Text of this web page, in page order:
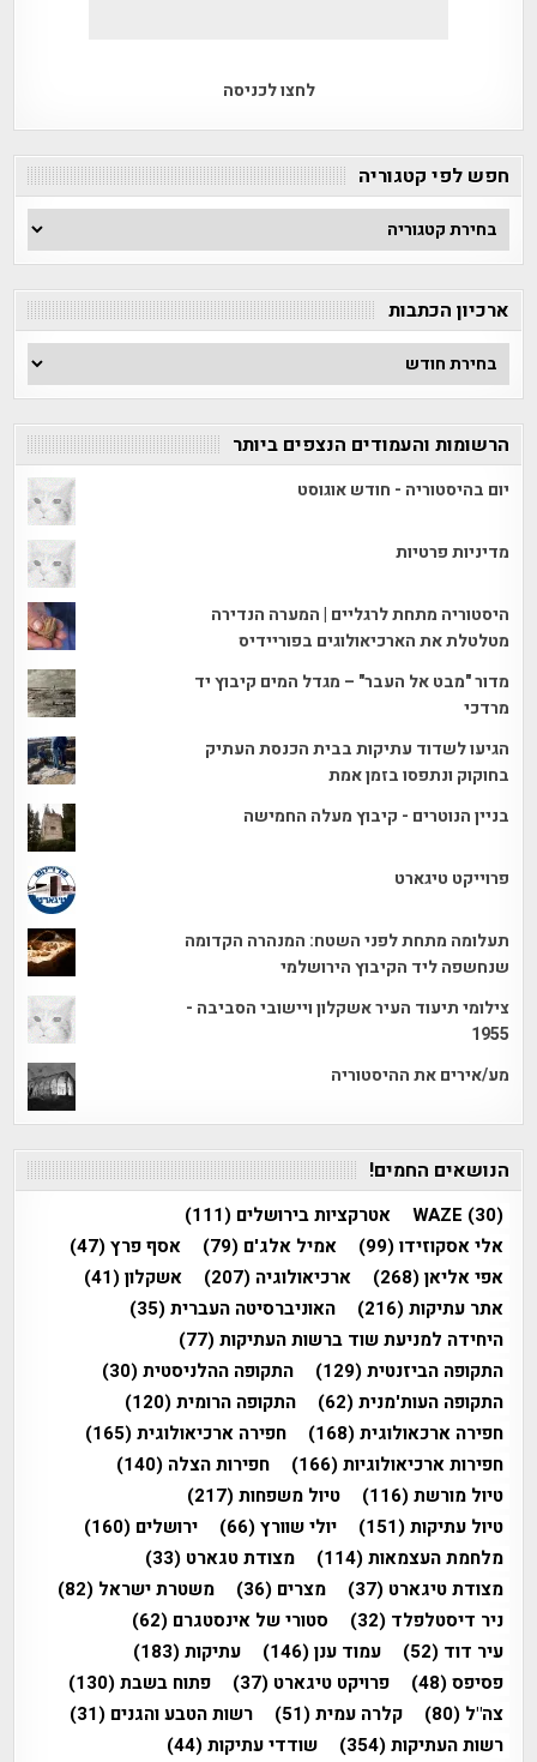
לחצו לכניסה
חפש לפי קטגוריה
חפש
לפי
קטגוריה
ארכיון הכתבות
ארכיון
הכתבות
הרשומות והעמודים הנצפים ביותר
יום בהיסטוריה - חודש אוגוסט
מדיניות פרטיות
היסטוריה מתחת לרגליים | המערה הנדירה
מטלטלת את הארכיאולוגים בפוריידיס
מדור "מבט אל העבר" – מגדל המים קיבוץ יד
מרדכי
הגיעו לשדוד עתיקות בבית הכנסת העתיק
בחוקוק ונתפסו בזמן אמת
בניין הנוטרים - קיבוץ מעלה החמישה
פרוייקט טיגארט
תעלומה מתחת לפני השטח: המנהרה הקדומה
שנחשפה ליד הקיבוץ הירושלמי
צילומי תיעוד העיר אשקלון ויישובי הסביבה -
1955
מע/אירים את ההיסטוריה
הנושאים החמים!
WAZE (30) אטרקציות בירושלים (111)
אלי אסקוזידו(99) אמיל אלג'ם (79) אסף פרץ(47)
אפי אליאן(268) ארכיאולוגיה (207) אשקלון(41)
אתר עתיקות(216) האוניברסיטה העברית(35)
היחידה למניעת שוד ברשות העתיקות(77)
התקופה הביזנטית(129) התקופה ההלניסטית(30)
התקופה העות'מנית(62) התקופה הרומית(120)
חפירה ארכאולוגית(168) חפירה ארכיאולוגית(165)
חפירות ארכיאולוגיות(166) חפירות הצלה (140)
טיול מורשת(116) טיול משפחות(217)
טיול עתיקות(151) יולי שוורץ(66) ירושלים (160)
מלחמת העצמאות(114) מצודת טגארט (33)
מצודת טיגארט (37) מצרים (36) משטרת ישראל (82)
ניר דיסטלפלד (32) סטורי של אינסטגרם (62)
עיר דוד (52) עמוד ענן(146) עתיקות(183)
פסיפס(48) פרויקט טיגארט (37) פתוח בשבת(130)
צה"ל (80) קלרה עמית(51) רשות הטבע והגנים (31)
רשות העתיקות(354) שודדי עתיקות(44)